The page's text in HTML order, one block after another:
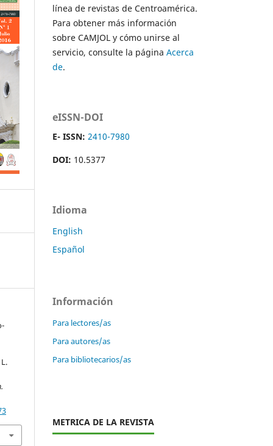
línea de revistas de Centroamérica.
Para obtener más información
sobre CAMJOL y cómo unirse al
servicio, consulte la página Acerca
de.
eISSN-DOI
E- ISSN: 2410-7980
DOI: 10.5377
Idioma
English
Español
Información
Para lectores/as
Para autores/as
Para bibliotecarios/as
METRICA DE LA REVISTA